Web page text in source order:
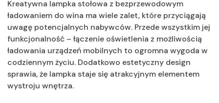
Kreatywna lampka stołowa z bezprzewodowym
ładowaniem do wina ma wiele zalet, które przyciągają
uwagę potencjalnych nabywców. Przede wszystkim jej
funkcjonalność – łączenie oświetlenia z możliwością
ładowania urządzeń mobilnych to ogromna wygoda w
codziennym życiu. Dodatkowo estetyczny design
sprawia, że lampka staje się atrakcyjnym elementem
wystroju wnętrza.